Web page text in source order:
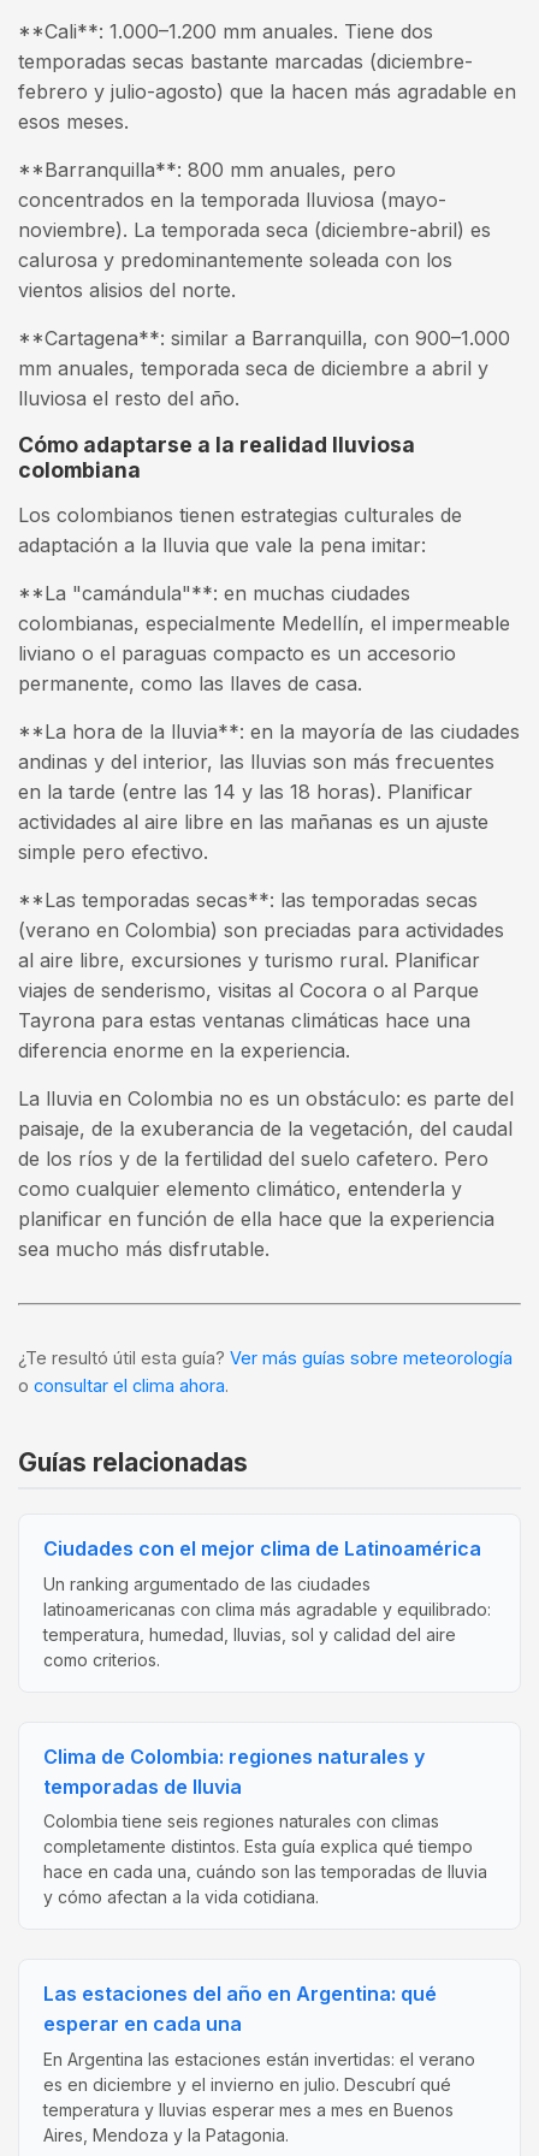
**Cali**: 1.000–1.200 mm anuales. Tiene dos
temporadas secas bastante marcadas (diciembre-
febrero y julio-agosto) que la hacen más agradable en
esos meses.
**Barranquilla**: 800 mm anuales, pero
concentrados en la temporada lluviosa (mayo-
noviembre). La temporada seca (diciembre-abril) es
calurosa y predominantemente soleada con los
vientos alisios del norte.
**Cartagena**: similar a Barranquilla, con 900–1.000
mm anuales, temporada seca de diciembre a abril y
lluviosa el resto del año.
Cómo adaptarse a la realidad lluviosa
colombiana
Los colombianos tienen estrategias culturales de
adaptación a la lluvia que vale la pena imitar:
**La "camándula"**: en muchas ciudades
colombianas, especialmente Medellín, el impermeable
liviano o el paraguas compacto es un accesorio
permanente, como las llaves de casa.
**La hora de la lluvia**: en la mayoría de las ciudades
andinas y del interior, las lluvias son más frecuentes
en la tarde (entre las 14 y las 18 horas). Planificar
actividades al aire libre en las mañanas es un ajuste
simple pero efectivo.
**Las temporadas secas**: las temporadas secas
(verano en Colombia) son preciadas para actividades
al aire libre, excursiones y turismo rural. Planificar
viajes de senderismo, visitas al Cocora o al Parque
Tayrona para estas ventanas climáticas hace una
diferencia enorme en la experiencia.
La lluvia en Colombia no es un obstáculo: es parte del
paisaje, de la exuberancia de la vegetación, del caudal
de los ríos y de la fertilidad del suelo cafetero. Pero
como cualquier elemento climático, entenderla y
planificar en función de ella hace que la experiencia
sea mucho más disfrutable.
¿Te resultó útil esta guía? Ver más guías sobre meteorología
o consultar el clima ahora.
Guías relacionadas
Ciudades con el mejor clima de Latinoamérica
Un ranking argumentado de las ciudades
latinoamericanas con clima más agradable y equilibrado:
temperatura, humedad, lluvias, sol y calidad del aire
como criterios.
Clima de Colombia: regiones naturales y
temporadas de lluvia
Colombia tiene seis regiones naturales con climas
completamente distintos. Esta guía explica qué tiempo
hace en cada una, cuándo son las temporadas de lluvia
y cómo afectan a la vida cotidiana.
Las estaciones del año en Argentina: qué
esperar en cada una
En Argentina las estaciones están invertidas: el verano
es en diciembre y el invierno en julio. Descubrí qué
temperatura y lluvias esperar mes a mes en Buenos
Aires, Mendoza y la Patagonia.